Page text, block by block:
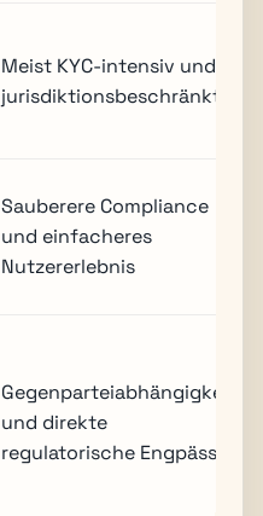
Meist KYC-intensiv und
jurisdiktionsbeschränkt
Sauberere Compliance
und einfacheres
Nutzererlebnis
Gegenparteiabhängigkeit
und direkte
regulatorische Engpässe